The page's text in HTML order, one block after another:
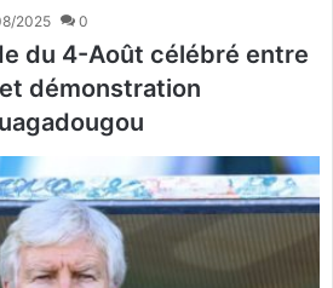
2025 0
du 4-Août célébré entre
démonstration